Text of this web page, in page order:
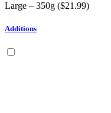
Large – 350g ($21.99)
Additions